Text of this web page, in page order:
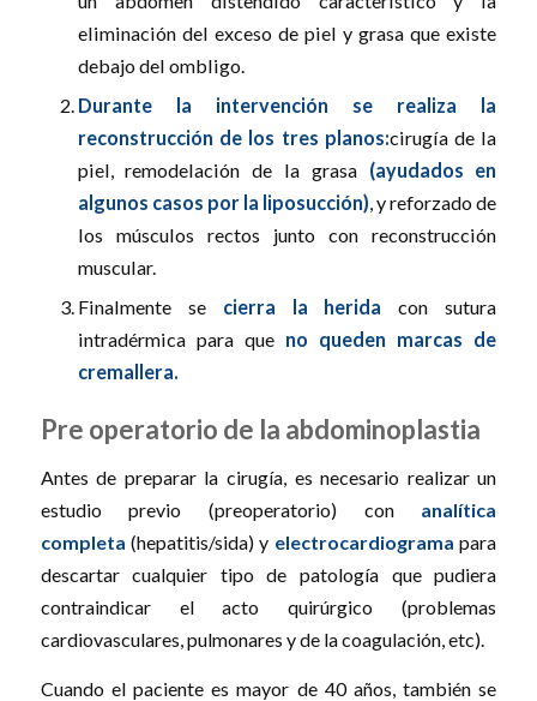
eliminación del exceso de piel y grasa que existe
debajo del ombligo.
Durante la intervención se realiza la
reconstrucción de los tres planos:cirugía de la
piel, remodelación de la grasa (ayudados en
algunos casos por la liposucción), y reforzado de
los músculos rectos junto con reconstrucción
muscular.
Finalmente se cierra la heridacon sutura
intradérmica para que no queden marcas de
cremallera.
Pre operatorio de la abdominoplastia
Antes de preparar la cirugía, es necesario realizar un
estudio previo (preoperatorio) con analítica
completa (hepatitis/sida) y electrocardiograma para
descartar cualquier tipo de patología que pudiera
contraindicar el acto quirúrgico (problemas
cardiovasculares, pulmonares y de la coagulación, etc).
Cuando el paciente es mayor de 40 años, también se